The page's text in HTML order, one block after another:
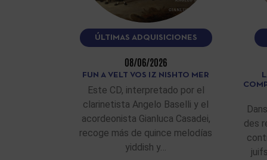
ÚLTIMAS ADQUISICIONES
08/06/2026
FUN A VELT VOS IZ NISHTO MER
Este CD, interpretado por el
clarinetista Angelo Baselli y el
acordeonista Gianluca Casadei,
recoge más de quince melodías
yiddish y…
des